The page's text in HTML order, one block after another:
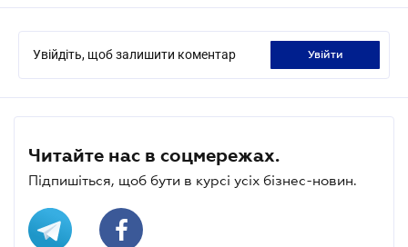
Увійдіть, щоб залишити коментар увійти
Читайте нас в соцмережах.
Підпишіться, щоб бути в курсі усіх бізнес-новин.